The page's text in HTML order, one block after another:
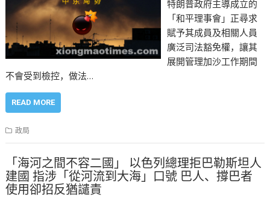
特朗普政府主導成立的
「和平理事會」正尋求
賦予其成員及相關人員
廣泛司法豁免權，讓其
展開管理加沙工作期間
不會受到檢控，做法…
READ MORE
政局
「海河之間不容二國」 以色列總理拒巴勒斯坦人
建國 指涉「從河流到大海」口號 巴人、撐巴者
使用卻招反猶譴責